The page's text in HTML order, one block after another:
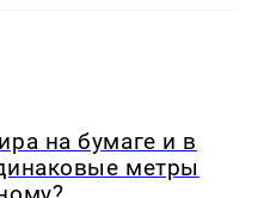
на бумаге и в
метры